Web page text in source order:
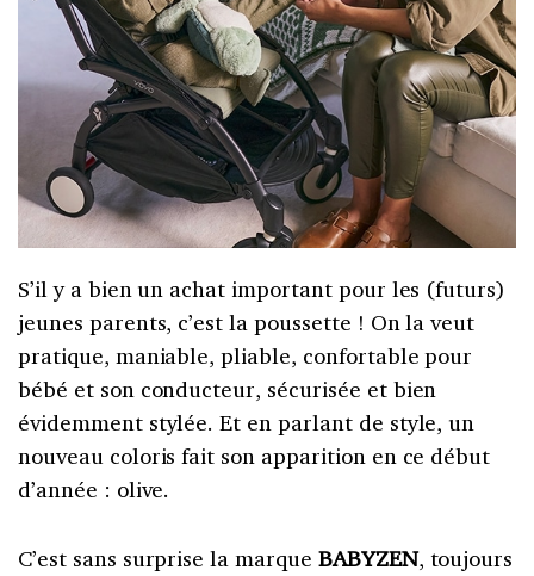
S’il y a bien un achat important pour les (futurs)
jeunes parents, c’est la poussette ! On la veut
pratique, maniable, pliable, confortable pour
bébé et son conducteur, sécurisée et bien
évidemment stylée. Et en parlant de style, un
nouveau coloris fait son apparition en ce début
d’année : olive.
C’est sans surprise la marque BABYZEN, toujours